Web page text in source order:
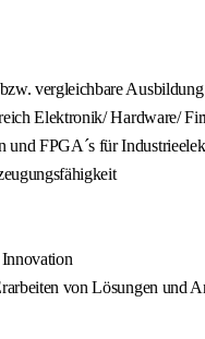
vergleichbare
Elektronik/ Hardware/
und FPGA´s für
von Lösungen und